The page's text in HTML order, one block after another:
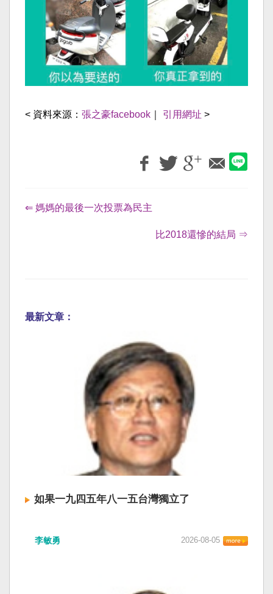
< 資料來源： 張之豪facebook 引用網址 >
⇐ 媽媽的最後一次投票為民主
比2018還慘的結局 ⇒
最新文章：
如果一九四五年八一五台灣獨立了
李敏勇 2026-08-05